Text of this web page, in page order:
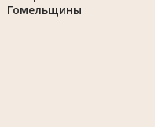
Гомельщины